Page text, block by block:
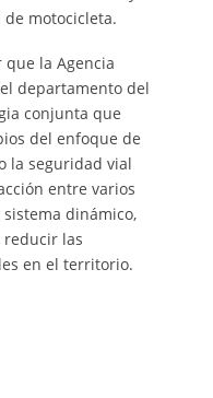
motocicleta.
que la Agencia
departamento del
conjunta que
del enfoque de
la seguridad vial
entre varios
dinámico,
las
en el territorio.